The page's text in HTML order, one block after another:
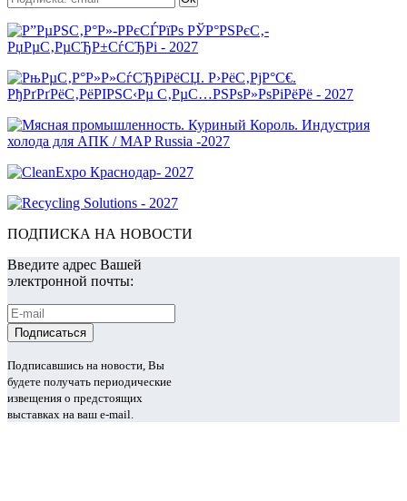
ПОДПИСКА НА НОВОСТИ
Введите адрес Вашей
электронной почты:
Подписавшись на новости, Вы
будете получать периодические
извещения о предстоящих
выставках на ваш e-mail.